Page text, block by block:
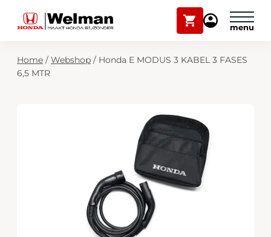
Winkelwagen
Mijn
Modellen
Zoekfunctie
Mijn Honda Welman
Home / Webshop / Honda E MODUS 3 KABEL 3 FASES
6,5 MTR